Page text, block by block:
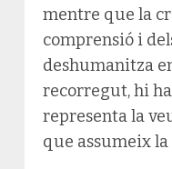
mentre que la
comprensió i
deshumanitza
recorregut, hi ha
representa la
que assumeix